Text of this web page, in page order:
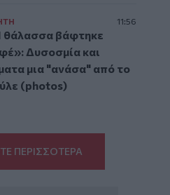
11:56
θάλασσα βάφτηκε
Δυσοσμία και
μια "ανάσα" από το
(photos)
ΠΕΡΙΣΣΟΤΕΡΑ